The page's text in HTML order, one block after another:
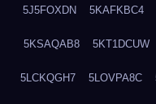
5J5FOXDN 5KAFKBC4
5KSAQAB8 5KT1DCUW
5LCKQGH7 5LOVPA8C